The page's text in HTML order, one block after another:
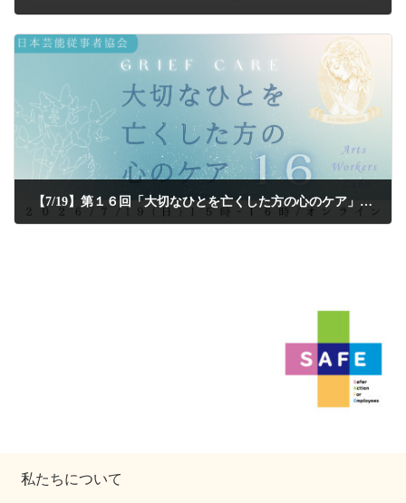
【7/19】第１６回「大切なひとを亡くした方の心のケア」を開催します
私たちについて